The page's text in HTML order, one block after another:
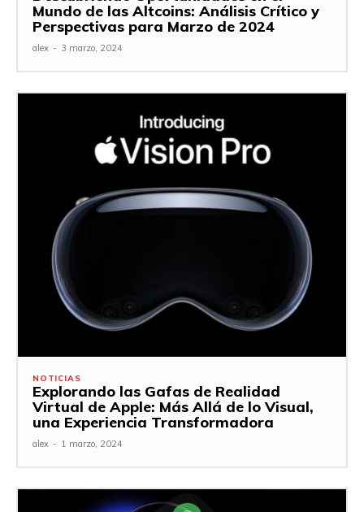
Mundo de las Altcoins: Análisis Crítico y
Perspectivas para Marzo de 2024
alex - 3 marzo, 2024
NOTICIAS
Explorando las Gafas de Realidad
Virtual de Apple: Más Allá de lo Visual,
una Experiencia Transformadora
alex - 1 marzo, 2024